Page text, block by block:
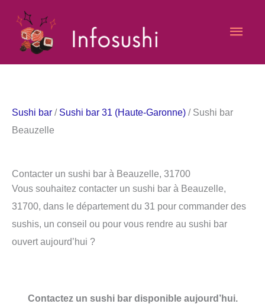
contenu
Sushi bar / Sushi bar 31 (Haute-Garonne) / Sushi bar
Beauzelle
Contacter un sushi bar à Beauzelle, 31700
Vous souhaitez contacter un sushi bar à Beauzelle,
31700, dans le département du 31 pour commander des
sushis, un conseil ou pour vous rendre au sushi bar
ouvert aujourd’hui ?
Contactez un sushi bar disponible aujourd’hui.